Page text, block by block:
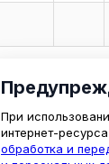
При
интернет-
обработка и